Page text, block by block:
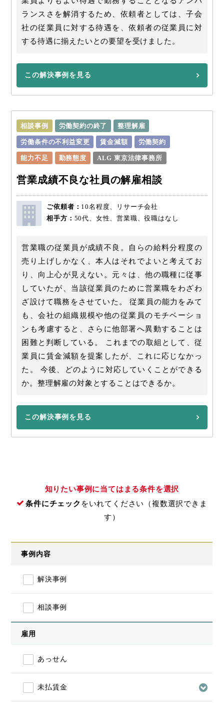
ランスさを解消するため、依頼者としては、子会
社の従業員に対する待遇を、依頼者の従業員に対
する待遇に揃えたいとの要望を受けました。
この解決事例を見る
相談事例 労働契約の終了 整理解雇
労働条件の不利益変更 賃金減額 労働契約
能力不足 勤務態度 ALG 東京法律事務所
営業成績不良な社員の解雇相談
ご依頼者： 10名程度、リサーチ会社
相手方： 50代、女性、営業職、役職はなし
営業職の従業員が成績不良。自らの給料分程度の
売り上げしかなく、本人はそれでよいと考えてお
り、向上心が見えない。元々は、他の職種に従事
していたが、当該従業員のために営業職をわざわ
ざ設けて職務をさせていた。 従業員の能力をみて
も、会社の組織規模や他の従業員のモチベーショ
ンも考慮すると、さらに他部署へ異動することは
困難と判断している。 これまでの取組として、従
業員に賃金減額を提案したが、これに応じなかっ
た。 今後、どのように対応していくことができる
か。整理解雇の対象とすることはできるか。
この解決事例を見る
知りたい事例に当てはまる条件を選択
条件にチェック をいれてください（複数選択できま
す）
事例内容
解決事例
相談事例
雇用
あっせん
未払賃金